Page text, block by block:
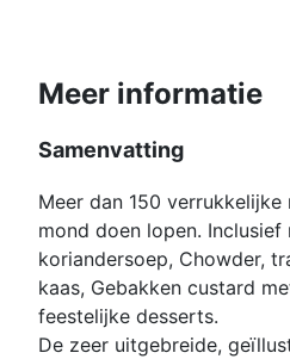
Meer informatie
Samenvatting
Meer dan 150
mond doen lopen.
koriandersoep, Chowder,
kaas, Gebakken custard
feestelijke desserts.
De zeer uitgebreide,